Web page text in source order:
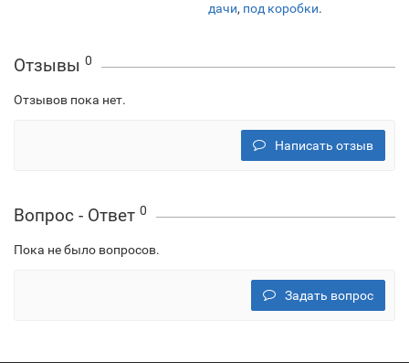
дачи, под коробки.
Отзывы 0
Отзывов пока нет.
Написать отзыв
Вопрос - Ответ 0
Пока не было вопросов.
Задать вопрос